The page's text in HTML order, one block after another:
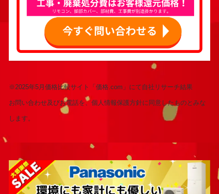
※2025年5月価格比較サイト「価格.com」にて自社リサーチ結果
お問い合わせ及びお電話を、個人情報保護方針に同意したものとみな
します。